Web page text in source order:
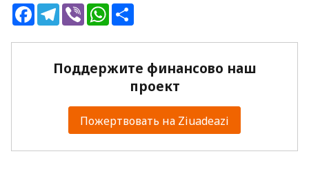
FacebookTelegram
ViberWhatsApp
Поддержите финансово наш
проект
Пожертвовать на Ziuadeazi